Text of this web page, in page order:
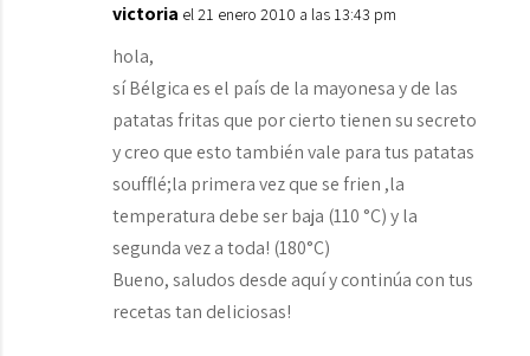
victoria el 21 enero 2010 a las 13:43 pm
hola,
sí Bélgica es el país de la mayonesa y de las
patatas fritas que por cierto tienen su secreto
y creo que esto también vale para tus patatas
soufflé;la primera vez que se frien ,la
temperatura debe ser baja (110 °C) y la
segunda vez a toda! (180°C)
Bueno, saludos desde aquí y continúa con tus
recetas tan deliciosas!